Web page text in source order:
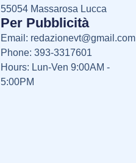
55054 Massarosa Lucca
Per Pubblicità
Email: redazionevt@gmail.com
Phone: 393-3317601
Hours: Lun-Ven 9:00AM -
5:00PM